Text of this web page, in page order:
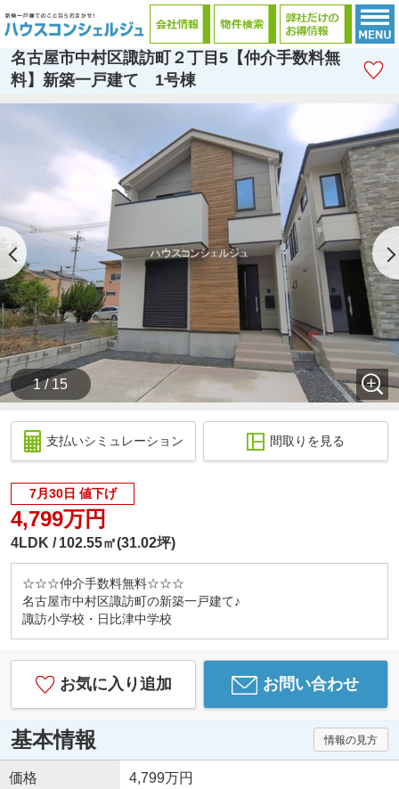
名古屋市中村区諏訪町２丁目5【仲介手数料無
料】新築一戸建て 1号棟
1 / 15
支払いシミュレーション 間取りを見る
7月30日 値下げ
4,799万円
4LDK 102.55㎡(31.02坪)
☆☆☆仲介手数料無料☆☆☆
名古屋市中村区諏訪町の新築一戸建て♪
諏訪小学校・日比津中学校
お気に入り追加 お問い合わせ
基本情報 情報の見方
価格 4,799万円